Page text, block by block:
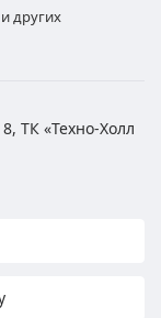
других
ТК «Техно-Холл